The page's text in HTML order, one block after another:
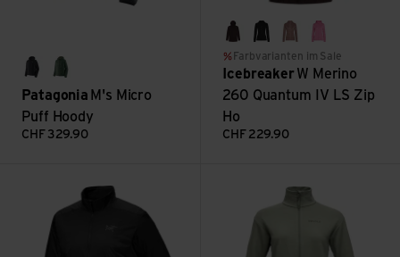
blackcanopy green
Patagonia M's Micro
Puff Hoody
CHF 329.90
bittersweet
blacksummit/blush
pop
Farbvarianten im Sale
Icebreaker W Merino
260 Quantum IV LS Zip
Ho
CHF 229.90